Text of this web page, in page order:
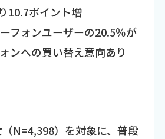
10.7ポイント増
ォンユーザーの20.5％が
ンへの買い替え意向あり
N=4,398）を対象に、普段